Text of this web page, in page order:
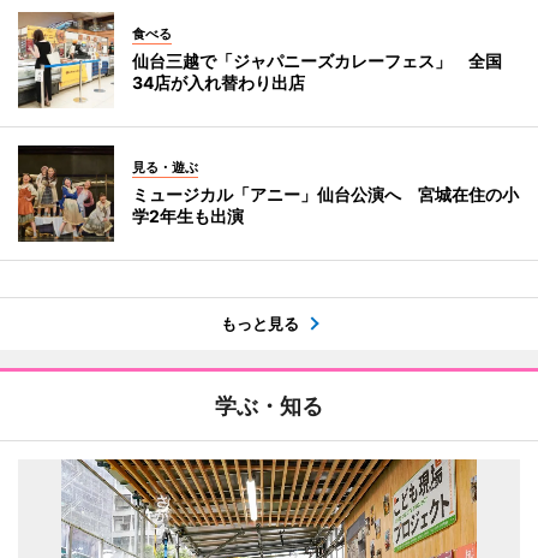
食べる
仙台三越で「ジャパニーズカレーフェス」 全国
34店が入れ替わり出店
見る・遊ぶ
ミュージカル「アニー」仙台公演へ 宮城在住の小
学2年生も出演
もっと見る
学ぶ・知る